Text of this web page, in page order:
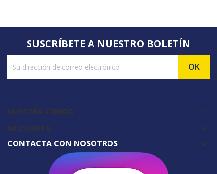
SUSCRÍBETE A NUESTRO BOLETÍN
NUESTRA TIENDA 
MI CUENTA 
CONTACTA CON NOSOTROS